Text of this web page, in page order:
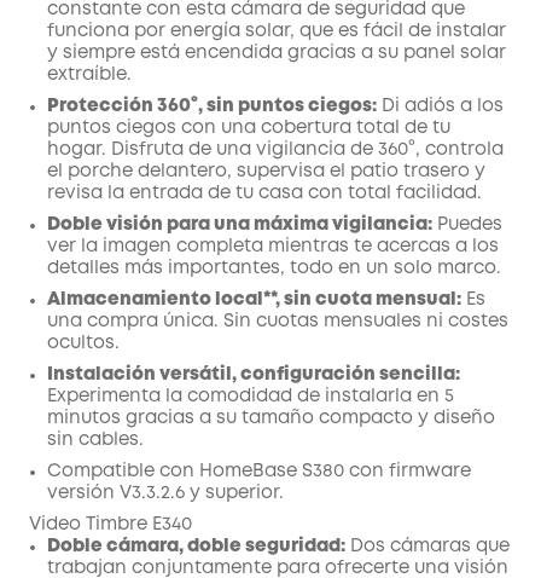
constante con esta cámara de seguridad que
funciona por energía solar, que es fácil de instalar
y siempre está encendida gracias a su panel solar
extraíble.
Protección 360°, sin puntos ciegos: Di adiós a los
puntos ciegos con una cobertura total de tu
hogar. Disfruta de una vigilancia de 360°, controla
el porche delantero, supervisa el patio trasero y
revisa la entrada de tu casa con total facilidad.
Doble visión para una máxima vigilancia: Puedes
ver la imagen completa mientras te acercas a los
detalles más importantes, todo en un solo marco.
Almacenamiento local**, sin cuota mensual: Es
una compra única. Sin cuotas mensuales ni costes
ocultos.
Instalación versátil, configuración sencilla:
Experimenta la comodidad de instalarla en 5
minutos gracias a su tamaño compacto y diseño
sin cables.
Compatible con HomeBase S380 con firmware
versión V3.3.2.6 y superior.
Video Timbre E340
Doble cámara, doble seguridad: Dos cámaras que
trabajan conjuntamente para ofrecerte una visión